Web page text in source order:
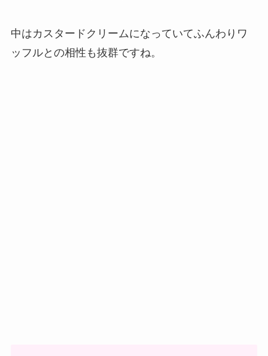
中はカスタードクリームになっていてふんわりワ
ッフルとの相性も抜群ですね。